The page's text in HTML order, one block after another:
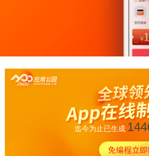
迄今为止已生成